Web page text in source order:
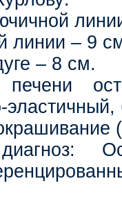
линии – 9
– 8 см.
печени